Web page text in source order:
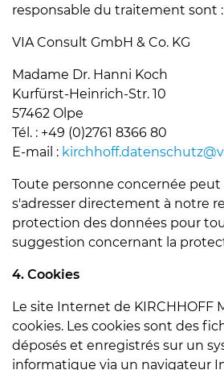
responsable du traitement sont
VIA Consult GmbH & Co. KG
Madame Dr. Hanni Koch
Kurfürst-Heinrich-Str. 10
57462 Olpe
Tél. : +49 (0)2761 8366 80
E-mail : kirchhoff.datenschutz@
Toute personne concernée
s'adresser directement à notre
protection des données pour
suggestion concernant la
4. Cookies
Le site Internet de KIRCHHOFF
cookies. Les cookies sont des
déposés et enregistrés sur un
informatique via un navigateur